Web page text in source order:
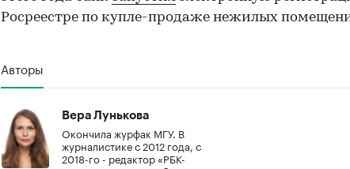
Росреестре по купле-продаже нежилых
Авторы
Вера Лунькова
Окончила журфак МГУ. В
журналистике с 2012 года, с
2018-го - редактор «РБК-